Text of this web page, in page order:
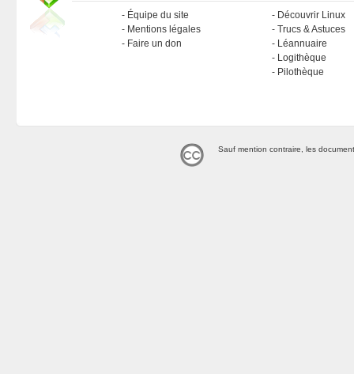
Équipe du site
Mentions légales
Faire un don
Découvrir Linux
Trucs & Astuces
Léannuaire
Logithèque
Pilothèque
Sauf mention contraire, les